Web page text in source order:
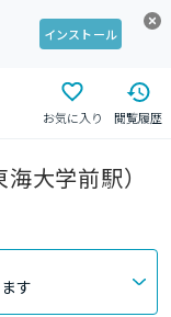
インストール
お気に入り 閲覧履歴
大学前駅）
す